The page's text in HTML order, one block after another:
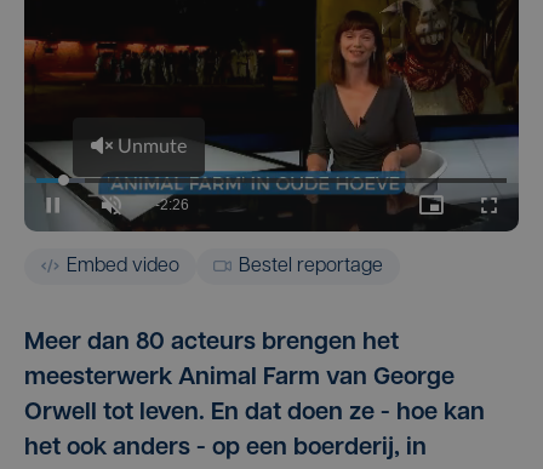
Embed video Bestel reportage
Meer dan 80 acteurs brengen het
meesterwerk Animal Farm van George
Orwell tot leven. En dat doen ze - hoe kan
het ook anders - op een boerderij, in